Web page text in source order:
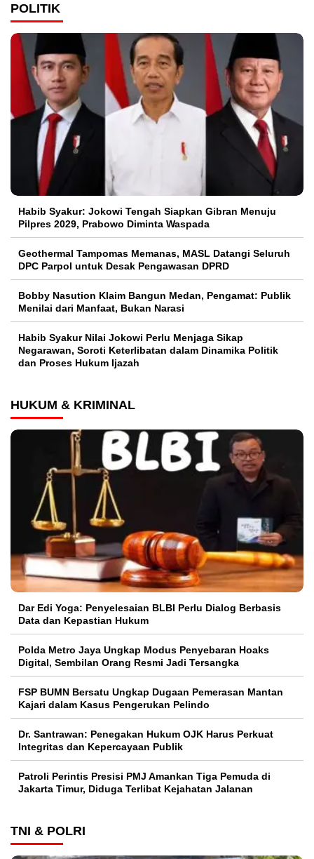
POLITIK
Habib Syakur: Jokowi Tengah Siapkan Gibran Menuju
Pilpres 2029, Prabowo Diminta Waspada
Geothermal Tampomas Memanas, MASL Datangi Seluruh
DPC Parpol untuk Desak Pengawasan DPRD
Bobby Nasution Klaim Bangun Medan, Pengamat: Publik
Menilai dari Manfaat, Bukan Narasi
Habib Syakur Nilai Jokowi Perlu Menjaga Sikap
Negarawan, Soroti Keterlibatan dalam Dinamika Politik
dan Proses Hukum Ijazah
HUKUM & KRIMINAL
Dar Edi Yoga: Penyelesaian BLBI Perlu Dialog Berbasis
Data dan Kepastian Hukum
Polda Metro Jaya Ungkap Modus Penyebaran Hoaks
Digital, Sembilan Orang Resmi Jadi Tersangka
FSP BUMN Bersatu Ungkap Dugaan Pemerasan Mantan
Kajari dalam Kasus Pengerukan Pelindo
Dr. Santrawan: Penegakan Hukum OJK Harus Perkuat
Integritas dan Kepercayaan Publik
Patroli Perintis Presisi PMJ Amankan Tiga Pemuda di
Jakarta Timur, Diduga Terlibat Kejahatan Jalanan
TNI & POLRI